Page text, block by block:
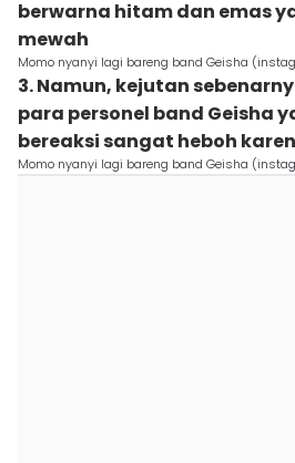
berwarna hitam dan emas
mewah
Momo nyanyi lagi bareng band Geisha
3. Namun, kejutan
para personel band Geisha
bereaksi sangat heboh
Momo nyanyi lagi bareng band Geisha